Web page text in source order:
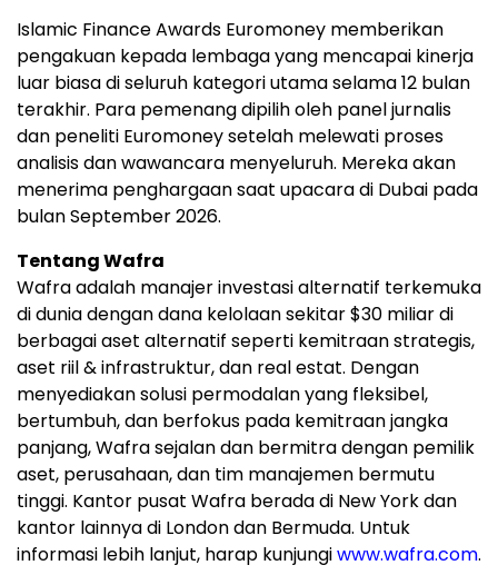
Islamic Finance Awards Euromoney memberikan
pengakuan kepada lembaga yang mencapai kinerja
luar biasa di seluruh kategori utama selama 12 bulan
terakhir. Para pemenang dipilih oleh panel jurnalis
dan peneliti Euromoney setelah melewati proses
analisis dan wawancara menyeluruh. Mereka akan
menerima penghargaan saat upacara di Dubai pada
bulan September 2026.
Tentang Wafra
Wafra adalah manajer investasi alternatif terkemuka
di dunia dengan dana kelolaan sekitar $30 miliar di
berbagai aset alternatif seperti kemitraan strategis,
aset riil & infrastruktur, dan real estat. Dengan
menyediakan solusi permodalan yang fleksibel,
bertumbuh, dan berfokus pada kemitraan jangka
panjang, Wafra sejalan dan bermitra dengan pemilik
aset, perusahaan, dan tim manajemen bermutu
tinggi. Kantor pusat Wafra berada di New York dan
kantor lainnya di London dan Bermuda. Untuk
informasi lebih lanjut, harap kunjungiwww.wafra.com.